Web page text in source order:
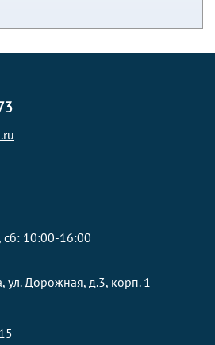
10:00-16:00
ул. Дорожная, д.3, корп. 1